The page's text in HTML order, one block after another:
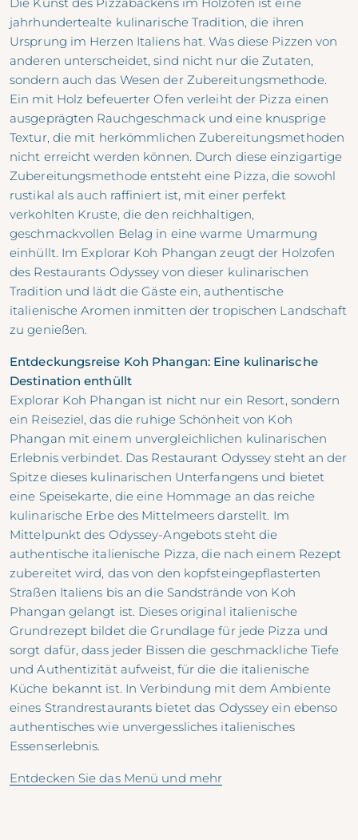
Die Kunst des Pizzabackens im Holzofen ist eine
jahrhundertealte kulinarische Tradition, die ihren
Ursprung im Herzen Italiens hat. Was diese Pizzen von
anderen unterscheidet, sind nicht nur die Zutaten,
sondern auch das Wesen der Zubereitungsmethode.
Ein mit Holz befeuerter Ofen verleiht der Pizza einen
ausgeprägten Rauchgeschmack und eine knusprige
Textur, die mit herkömmlichen Zubereitungsmethoden
nicht erreicht werden können. Durch diese einzigartige
Zubereitungsmethode entsteht eine Pizza, die sowohl
rustikal als auch raffiniert ist, mit einer perfekt
verkohlten Kruste, die den reichhaltigen,
geschmackvollen Belag in eine warme Umarmung
einhüllt. Im Explorar Koh Phangan zeugt der Holzofen
des Restaurants Odyssey von dieser kulinarischen
Tradition und lädt die Gäste ein, authentische
italienische Aromen inmitten der tropischen Landschaft
zu genießen.
Entdeckungsreise Koh Phangan: Eine kulinarische
Destination enthüllt
Explorar Koh Phangan ist nicht nur ein Resort, sondern
ein Reiseziel, das die ruhige Schönheit von Koh
Phangan mit einem unvergleichlichen kulinarischen
Erlebnis verbindet. Das Restaurant Odyssey steht an der
Spitze dieses kulinarischen Unterfangens und bietet
eine Speisekarte, die eine Hommage an das reiche
kulinarische Erbe des Mittelmeers darstellt. Im
Mittelpunkt des Odyssey-Angebots steht die
authentische italienische Pizza, die nach einem Rezept
zubereitet wird, das von den kopfsteingepflasterten
Straßen Italiens bis an die Sandstrände von Koh
Phangan gelangt ist. Dieses original italienische
Grundrezept bildet die Grundlage für jede Pizza und
sorgt dafür, dass jeder Bissen die geschmackliche Tiefe
und Authentizität aufweist, für die die italienische
Küche bekannt ist. In Verbindung mit dem Ambiente
eines Strandrestaurants bietet das Odyssey ein ebenso
authentisches wie unvergessliches italienisches
Essenserlebnis.
Entdecken Sie das Menü und mehr